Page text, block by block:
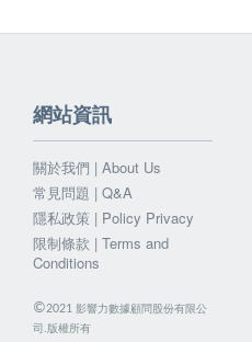
網站資訊
關於我們 | About Us
常見問題 | Q&A
隱私政策 | Policy Privacy
限制條款 | Terms and
Conditions
©2021 影響力數據顧問股份有限公
司.版權所有